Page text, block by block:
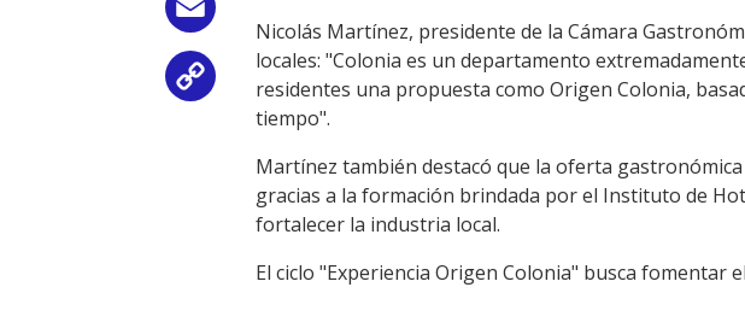
Copy
Link
Nicolás Martínez, presidente de la Cámara
locales: "Colonia es un departamento
residentes una propuesta como Origen Colonia,
tiempo".
Martínez también destacó que la oferta
gracias a la formación brindada por el Instituto de
fortalecer la industria local.
El ciclo "Experiencia Origen Colonia" busca